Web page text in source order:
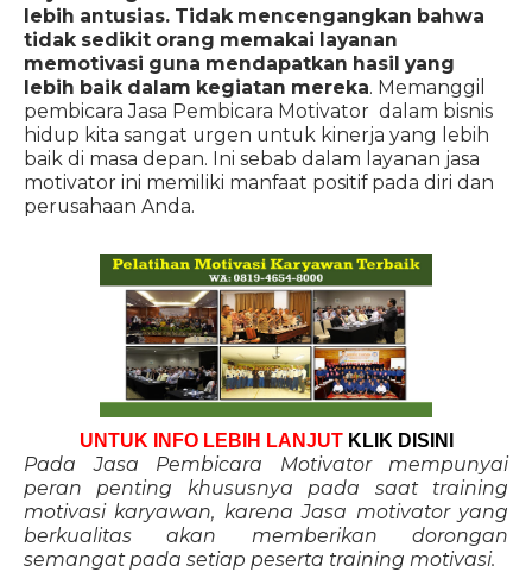
lebih antusias. Tidak mencengangkan bahwa
tidak sedikit orang memakai layanan
memotivasi guna mendapatkan hasil yang
lebih baik dalam kegiatan mereka. Memanggil
pembicara Jasa Pembicara Motivator dalam bisnis
hidup kita sangat urgen untuk kinerja yang lebih
baik di masa depan. Ini sebab dalam layanan jasa
motivator ini memiliki manfaat positif pada diri dan
perusahaan Anda.
UNTUK INFO LEBIH LANJUT KLIK DISINI
Pada Jasa Pembicara Motivator mempunyai
peran penting khususnya pada saat training
motivasi karyawan, karena Jasa motivator yang
berkualitas akan memberikan dorongan
semangat pada setiap peserta training motivasi.